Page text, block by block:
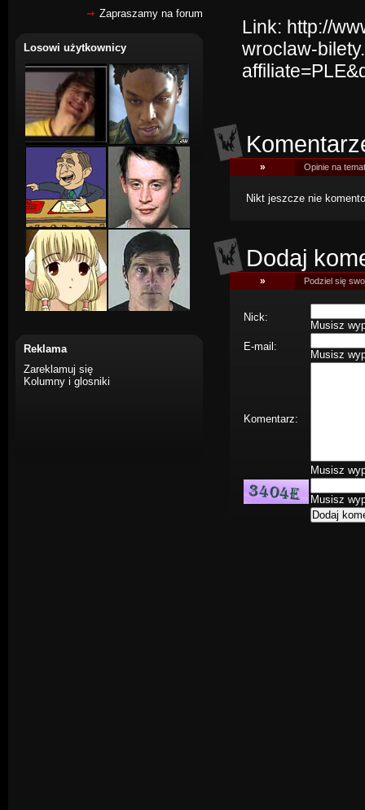
Zapraszamy na forum
Losowi użytkownicy
Reklama
Zareklamuj się
Kolumny i glosniki
Link: http://
wroclaw-
» Opinie na
Nikt jeszcze nie
Dodaj
» Podziel się
Nick:
Musisz
E-mail:
Musisz
Komentarz:
Musisz
Musisz